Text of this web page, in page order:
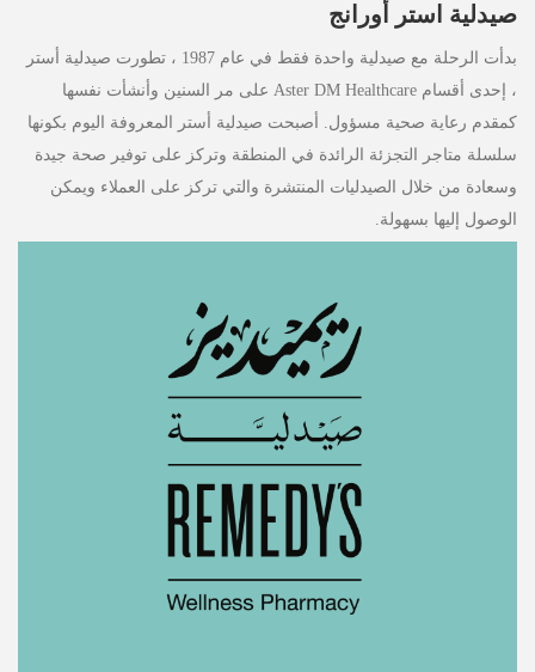
صيدلية استر أورانج
بدأت الرحلة مع صيدلية واحدة فقط في عام 1987 ، تطورت صيدلية أستر
، إحدى أقسام Aster DM Healthcare على مر السنين وأنشأت نفسها
كمقدم رعاية صحية مسؤول. أصبحت صيدلية أستر المعروفة اليوم بكونها
سلسلة متاجر التجزئة الرائدة في المنطقة وتركز على توفير صحة جيدة
وسعادة من خلال الصيدليات المنتشرة والتي تركز على العملاء ويمكن
الوصول إليها بسهولة.